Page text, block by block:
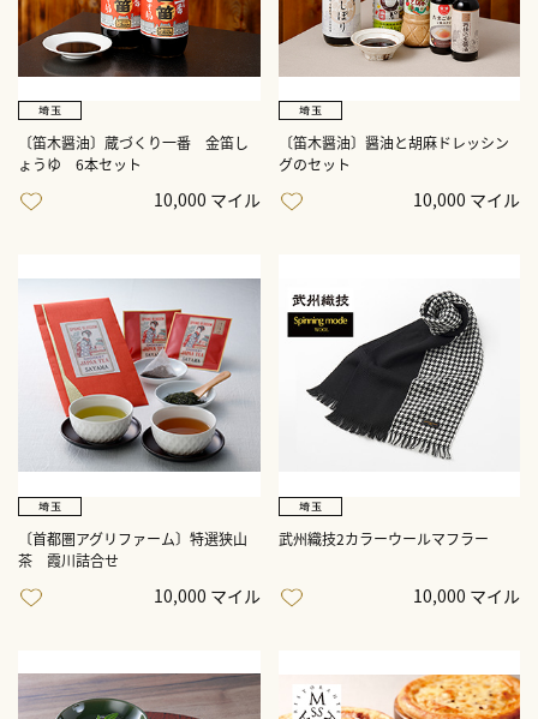
〔笛木醤油〕蔵づくり一番 金笛し
ょうゆ 6本セット
10,000 マイル
〔笛木醤油〕醤油と胡麻ドレッシン
グのセット
10,000 マイル
〔首都圏アグリファーム〕特選狭山
茶 霞川詰合せ
10,000 マイル
武州織技2カラーウールマフラー
10,000 マイル